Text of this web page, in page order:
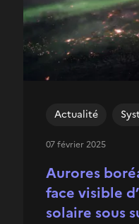
Aurores
face visible
solaire sous
Actualité
07 février 2025